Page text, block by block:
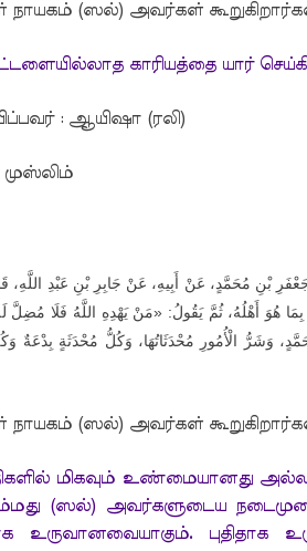
நாயகம் (ஸல்) அவர்கள்
காரியத்தை யார்
: ஆயிஷா (ரலி)
முஸ்லிம்
جَعْفَرِ بْنِ مُحَمَّدٍ، عَنْ أَبِيهِ، عَنْ جَابِرِ بْنِ عَبْدِ اللَّهِ،
هُوَ أَهْلُهُ، ثُمَّ يَقُولُ: «مَنْ يَهْدِهِ اللَّهُ فَلَا مُضِلَّ
وَشَرُّ الْأُمُورِ مُحْدَثَاتُهَا، وَكُلُّ مُحْدَثَةٍ بِدْعَةٌ
நாயகம் (ஸல்) அவர்கள்
மிகவும் உண்மையானது
(ஸல்) அவர்களுடைய
உருவானவையாகும்.